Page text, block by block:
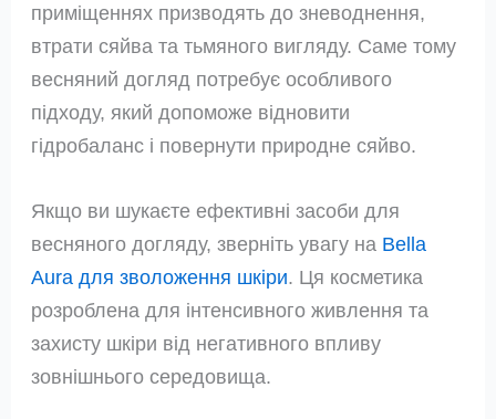
приміщеннях призводять до зневоднення,
втрати сяйва та тьмяного вигляду. Саме тому
весняний догляд потребує особливого
підходу, який допоможе відновити
гідробаланс і повернути природне сяйво.
Якщо ви шукаєте ефективні засоби для
весняного догляду, зверніть увагу на Bella
Aura для зволоження шкіри. Ця косметика
розроблена для інтенсивного живлення та
захисту шкіри від негативного впливу
зовнішнього середовища.